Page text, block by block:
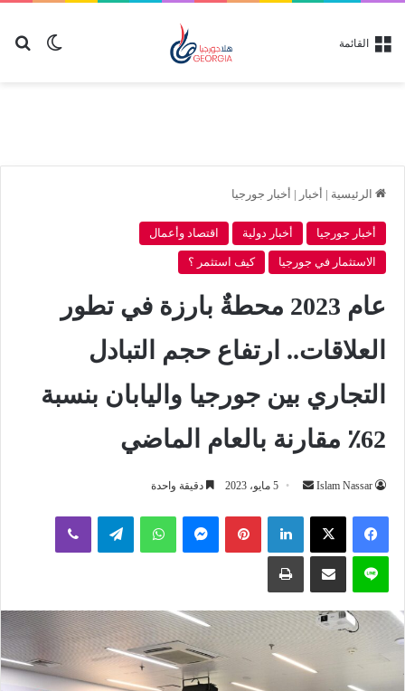
الوضع القائمة
الرئيسية | أخبار | أخبار جورجيا
أخبار جورجيا أخبار دولية اقتصاد وأعمال
الاستثمار في جورجيا كيف استثمر ؟
عام 2023 محطةٌ بارزة في تطور
العلاقات.. ارتفاع حجم التبادل
التجاري بين جورجيا واليابان بنسبة
62٪ مقارنة بالعام الماضي
Islam Nassar
أرسل
إلكترونيا
5 مايو، 2023 دقيقة واحدة
لينكدإن بينتيريستماسنجر واتساب تيلقرام ڤايبر
لاين مشاركة عبر البريد طباعة